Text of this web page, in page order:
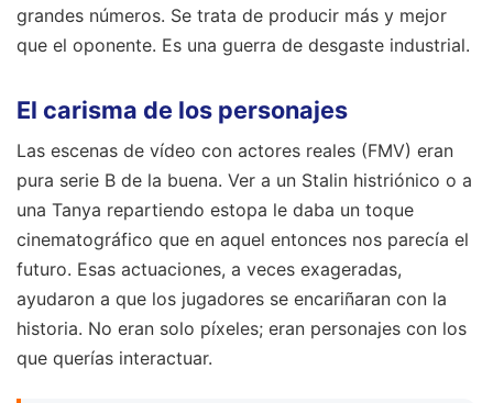
grandes números. Se trata de producir más y mejor
que el oponente. Es una guerra de desgaste industrial.
El carisma de los personajes
Las escenas de vídeo con actores reales (FMV) eran
pura serie B de la buena. Ver a un Stalin histriónico o a
una Tanya repartiendo estopa le daba un toque
cinematográfico que en aquel entonces nos parecía el
futuro. Esas actuaciones, a veces exageradas,
ayudaron a que los jugadores se encariñaran con la
historia. No eran solo píxeles; eran personajes con los
que querías interactuar.